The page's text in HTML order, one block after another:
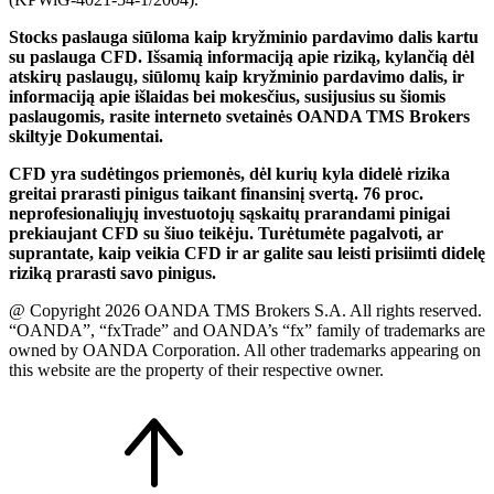
Stocks paslauga siūloma kaip kryžminio pardavimo dalis kartu
su paslauga CFD. Išsamią informaciją apie riziką, kylančią dėl
atskirų paslaugų, siūlomų kaip kryžminio pardavimo dalis, ir
informaciją apie išlaidas bei mokesčius, susijusius su šiomis
paslaugomis, rasite interneto svetainės OANDA TMS Brokers
skiltyje Dokumentai.
CFD yra sudėtingos priemonės, dėl kurių kyla didelė rizika
greitai prarasti pinigus taikant finansinį svertą. 76 proc.
neprofesionaliųjų investuotojų sąskaitų prarandami pinigai
prekiaujant CFD su šiuo teikėju. Turėtumėte pagalvoti, ar
suprantate, kaip veikia CFD ir ar galite sau leisti prisiimti didelę
riziką prarasti savo pinigus.
@ Copyright 2026 OANDA TMS Brokers S.A. All rights reserved.
“OANDA”, “fxTrade” and OANDA’s “fx” family of trademarks are
owned by OANDA Corporation. All other trademarks appearing on
this website are the property of their respective owner.